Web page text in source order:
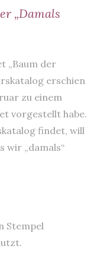
„Damals
„Baum der
erschien
zu einem
vorgestellt habe.
findet, will
wir „damals“
Stempel